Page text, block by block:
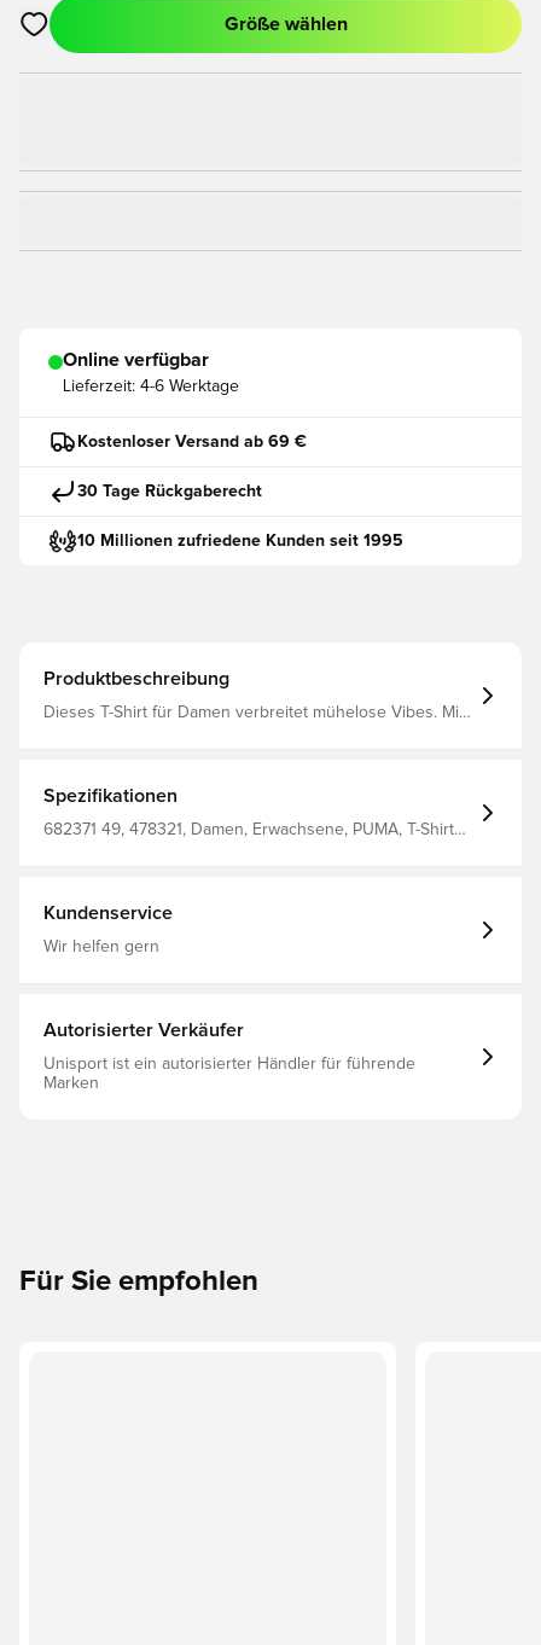
Öffnet ein Fenster zum Anmelden oder Registrieren als
Größe wählen
Online verfügbar
Lieferzeit: 4-6 Werktage
Kostenloser Versand ab 69 €
30 Tage Rückgaberecht
10 Millionen zufriedene Kunden seit 1995
Produktbeschreibung
Dieses T-Shirt für Damen verbreitet mühelose Vibes. Mit
g/m², Single-Jersey-Gewebe Reguläre Länge
Rundhalsausschnitt Kurze Ärmel PUMA No. 1 Logo als
Gummidruck PUMA Branding-Details
Spezifikationen
682371 49, 478321, Damen, Erwachsene, PUMA, T-Shirts,
Kundenservice
Wir helfen gern
Autorisierter Verkäufer
Unisport ist ein autorisierter Händler für führende
Marken
Für Sie empfohlen